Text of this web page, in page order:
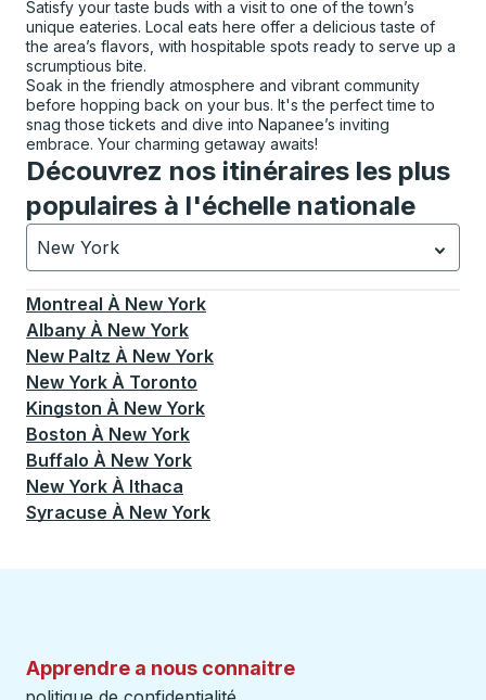
Satisfy your taste buds with a visit to one of the town’s
unique eateries. Local eats here offer a delicious taste of
the area’s flavors, with hospitable spots ready to serve up a
scrumptious bite.
Soak in the friendly atmosphere and vibrant community
before hopping back on your bus. It's the perfect time to
snag those tickets and dive into Napanee’s inviting
embrace. Your charming getaway awaits!
Découvrez nos itinéraires les plus
populaires à l'échelle nationale
New York
Actuellement sélectionné: New York.La sélection est
Montreal À New York
Albany À New York
New Paltz À New York
New York À Toronto
Kingston À New York
Boston À New York
Buffalo À New York
New York À Ithaca
Syracuse À New York
Apprendre a nous connaitre